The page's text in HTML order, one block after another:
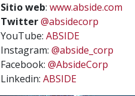
Sitio web:www.abside.com
Twitter@absidecorp
YouTube:ABSIDE
Instagram:@abside_corp
Facebook:@AbsideCorp
Linkedin:ABSIDE